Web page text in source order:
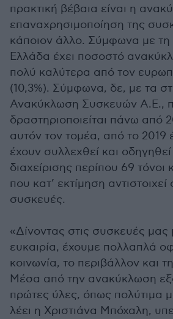
πρακτική βέβαια είναι η
επαναχρησιμοποίηση της
κάποιον άλλο. Σύμφωνα με τη
Ελλάδα έχει ποσοστό
πολύ καλύτερα από τον
(10,3%). Σύμφωνα, δε, με τα
Ανακύκλωση Συσκευών Α.Ε.,
δραστηριοποιείται πάνω από
αυτόν τον τομέα, από το 2019
έχουν συλλεχθεί και
διαχείρισης περίπου 69 τόνοι
που κατ’ εκτίμηση
συσκευές.
«Δίνοντας στις συσκευές μας
ευκαιρία, έχουμε πολλαπλά
κοινωνία, το περιβάλλον και
Μέσα από την ανακύκλωση
πρώτες ύλες, όπως πολύτιμα
λέει η Χριστιάνα Μπόχαλη,